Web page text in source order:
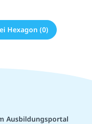
Hexagon (0)
Ausbildungsportal